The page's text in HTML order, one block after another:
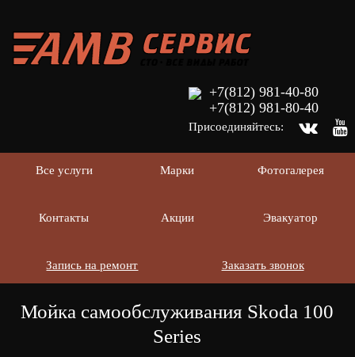
+7(812) 981-40-80
+7(812) 981-80-40
Присоединяйтесь:
Все услуги Марки Фотогалерея
Контакты Акции Эвакуатор
Заказать звонок
Запись на ремонт
Мойка самообслуживания Skoda 100
Series